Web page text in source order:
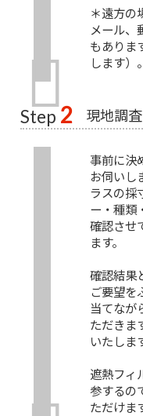
＊遠方の
メール、
もありま
します）。
Step 2 現地調査
事前に決
お伺いし
ラスの採
ー・種類
確認させ
ます。
確認結果
ご要望を
当てなが
ただきま
いたしま
遮熱フィ
参するの
ただけま